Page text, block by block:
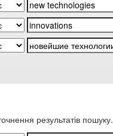
результатів пошуку.